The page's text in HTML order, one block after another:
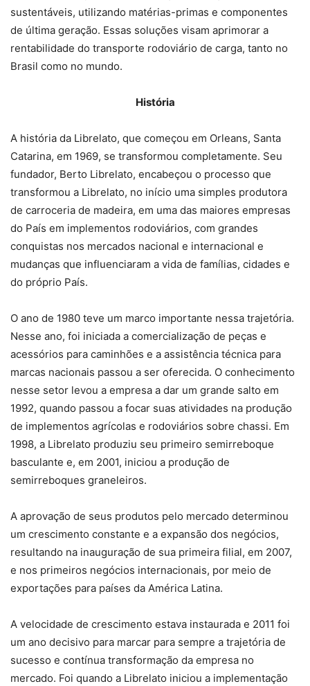
sustentáveis, utilizando matérias-primas e componentes
de última geração. Essas soluções visam aprimorar a
rentabilidade do transporte rodoviário de carga, tanto no
Brasil como no mundo.
História
A história da Librelato, que começou em Orleans, Santa
Catarina, em 1969, se transformou completamente. Seu
fundador, Berto Librelato, encabeçou o processo que
transformou a Librelato, no início uma simples produtora
de carroceria de madeira, em uma das maiores empresas
do País em implementos rodoviários, com grandes
conquistas nos mercados nacional e internacional e
mudanças que influenciaram a vida de famílias, cidades e
do próprio País.
O ano de 1980 teve um marco importante nessa trajetória.
Nesse ano, foi iniciada a comercialização de peças e
acessórios para caminhões e a assistência técnica para
marcas nacionais passou a ser oferecida. O conhecimento
nesse setor levou a empresa a dar um grande salto em
1992, quando passou a focar suas atividades na produção
de implementos agrícolas e rodoviários sobre chassi. Em
1998, a Librelato produziu seu primeiro semirreboque
basculante e, em 2001, iniciou a produção de
semirreboques graneleiros.
A aprovação de seus produtos pelo mercado determinou
um crescimento constante e a expansão dos negócios,
resultando na inauguração de sua primeira filial, em 2007,
e nos primeiros negócios internacionais, por meio de
exportações para países da América Latina.
A velocidade de crescimento estava instaurada e 2011 foi
um ano decisivo para marcar para sempre a trajetória de
sucesso e contínua transformação da empresa no
mercado. Foi quando a Librelato iniciou a implementação